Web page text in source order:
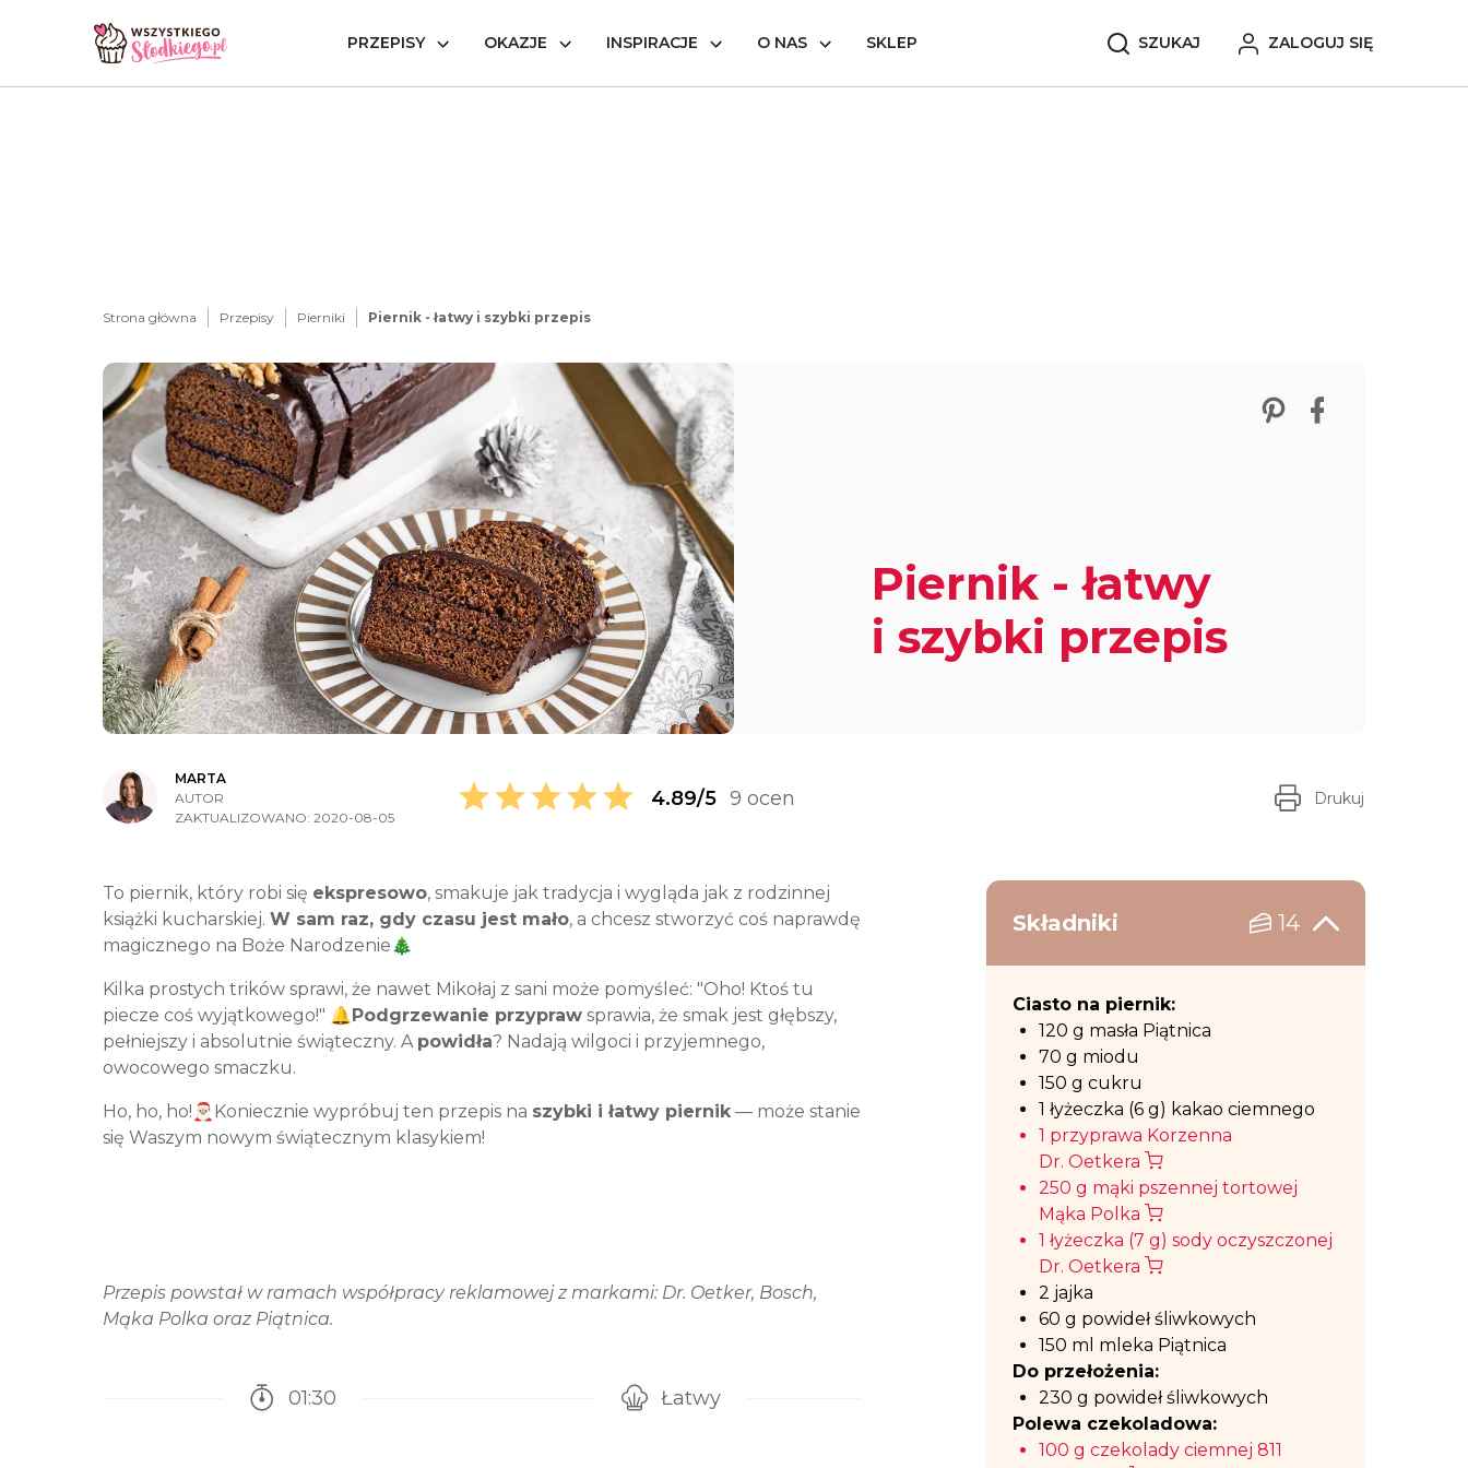
PRZEPISY OKAZJE INSPIRACJE O NAS SKLEP SZUKAJ ZALOGUJ SIĘ
Strona główna Przepisy Pierniki Piernik - łatwy i szybki przepis
Piernik - łatwy
i szybki przepis
Zobacz nasze
Udostępnij
MARTA
AUTOR
ZAKTUALIZOWANO: 2020-08-05
4.89/5 9 ocen Drukuj
To piernik, który robi się ekspresowo, smakuje jak tradycja i wygląda jak z rodzinnej
książki kucharskiej. W sam raz, gdy czasu jest mało, a chcesz stworzyć coś naprawdę
magicznego na Boże Narodzenie🎄
Kilka prostych trików sprawi, że nawet Mikołaj z sani może pomyśleć: "Oho! Ktoś tu
piecze coś wyjątkowego!" 🔔Podgrzewanie przypraw sprawia, że smak jest głębszy,
pełniejszy i absolutnie świąteczny. A powidła? Nadają wilgoci i przyjemnego,
owocowego smaczku.
Ho, ho, ho!🎅🏼Koniecznie wypróbuj ten przepis na szybki i łatwy piernik— może stanie
się Waszym nowym świątecznym klasykiem!
Przepis powstał w ramach współpracy reklamowej z markami: Dr. Oetker, Bosch,
Mąka Polka oraz Piątnica.
01:30
Łatwy
Składniki 14
Ciasto na piernik:
120 g masła Piątnica
70 g miodu
150 g cukru
1 łyżeczka (6 g) kakao ciemnego
1 przyprawa Korzenna
Dr. Oetkera
250 g mąki pszennej tortowej
Mąka Polka
1 łyżeczka (7 g) sody oczyszczonej
Dr. Oetkera
2 jajka
60 g powideł śliwkowych
150 ml mleka Piątnica
Do przełożenia:
230 g powideł śliwkowych
Polewa czekoladowa:
100 g czekolady ciemnej 811